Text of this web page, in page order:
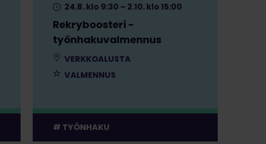
Rekryboosteri -
työnhakuvalmennus
24.8. klo 9:30 – 2.10. klo 15:00
VERKKOALUSTA
VALMENNUS
TYÖNHAKU